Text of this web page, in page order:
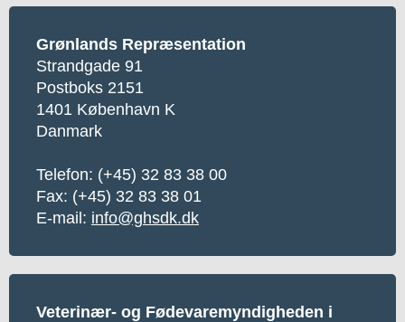
Grønlands Repræsentation
Strandgade 91
Postboks 2151
1401 København K
Danmark
Telefon: (+45) 32 83 38 00
Fax: (+45) 32 83 38 01
E-mail: info@ghsdk.dk
Veterinær- og Fødevaremyndigheden i